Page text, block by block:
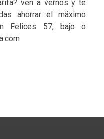
ven a vernos y te
ahorrar el máximo
Felices 57, bajo o